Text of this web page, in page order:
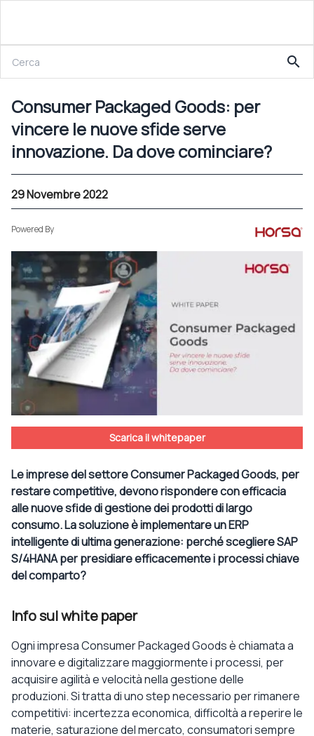
Consumer Packaged Goods: per vincere le nuove sfide serve innovazione. Da dove cominciare?
search
Consumer Packaged Goods: per
vincere le nuove sfide serve
innovazione. Da dove cominciare?
29 Novembre 2022
Powered By
Scarica il whitepaper
Le imprese del settore Consumer Packaged Goods, per
restare competitive, devono rispondere con efficacia
alle nuove sfide di gestione dei prodotti di largo
consumo. La soluzione è implementare un ERP
intelligente di ultima generazione: perché scegliere SAP
S/4HANA per presidiare efficacemente i processi chiave
del comparto?
Info sul white paper
Ogni impresa Consumer Packaged Goods è chiamata a
innovare e digitalizzare maggiormente i processi, per
acquisire agilità e velocità nella gestione delle
produzioni. Si tratta di uno step necessario per rimanere
competitivi: incertezza economica, difficoltà a reperire le
materie, saturazione del mercato, consumatori sempre